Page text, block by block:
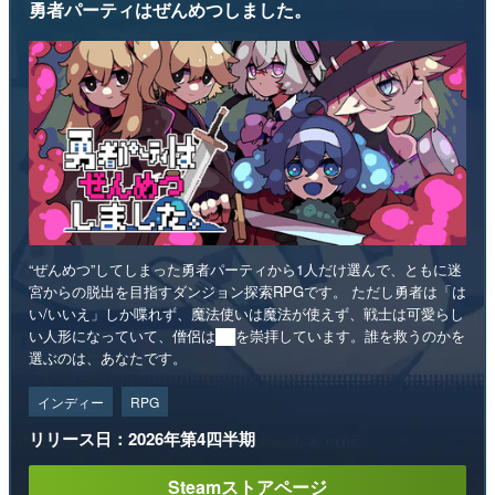
“ぜんめつ”してしまった勇者パーティから1人だけ選んで、ともに迷
宮からの脱出を目指すダンジョン探索RPGです。 ただし勇者は「は
い/いいえ」しか喋れず、魔法使いは魔法が使えず、戦士は可愛らし
い人形になっていて、僧侶は██を崇拝しています。誰を救うのかを
選ぶのは、あなたです。
インディー RPG
リリース日：2026年第4四半期